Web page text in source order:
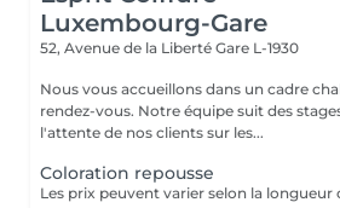
Luxembourg-Gare
52, Avenue de la Liberté Gare L-1930
Nous vous accueillons dans un cadre
rendez-vous. Notre équipe suit des
l'attente de nos clients sur les...
Coloration repousse
Les prix peuvent varier selon la longueur